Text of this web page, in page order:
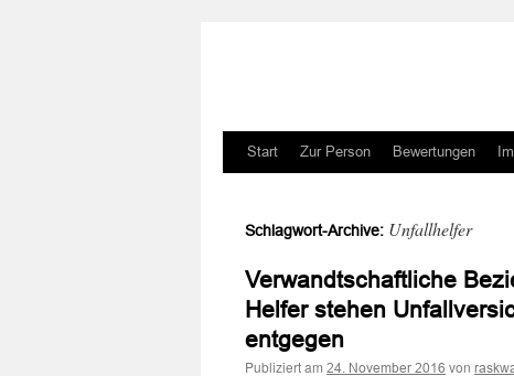
Zum
springen
Start Zur Person Bewertungen
Schlagwort-Archive: Unfallhelfer
Verwandtschaftliche
Helfer stehen
entgegen
Publiziert am 24. November 2016 von